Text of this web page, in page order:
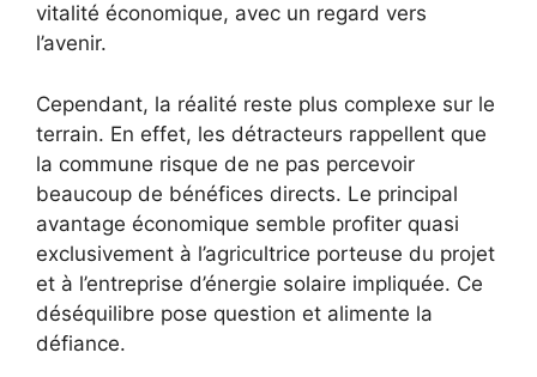
vitalité économique, avec un regard vers
l’avenir.
Cependant, la réalité reste plus complexe sur le
terrain. En effet, les détracteurs rappellent que
la commune risque de ne pas percevoir
beaucoup de bénéfices directs. Le principal
avantage économique semble profiter quasi
exclusivement à l’agricultrice porteuse du projet
et à l’entreprise d’énergie solaire impliquée. Ce
déséquilibre pose question et alimente la
défiance.